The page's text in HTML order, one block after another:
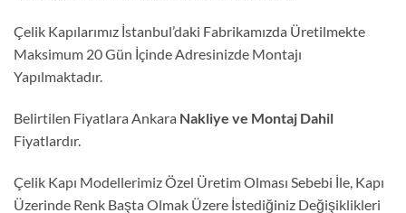
Çelik Kapılarımız İstanbul’daki Fabrikamızda Üretilmekte
Maksimum 20 Gün İçinde Adresinizde Montajı
Yapılmaktadır.
Belirtilen Fiyatlara Ankara Nakliye ve Montaj Dahil
Fiyatlardır.
Çelik Kapı Modellerimiz Özel Üretim Olması Sebebi İle, Kapı
Üzerinde Renk Başta Olmak Üzere İstediğiniz Değişiklikleri